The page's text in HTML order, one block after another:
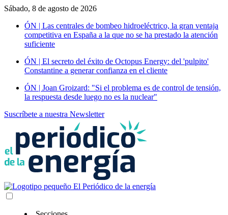
Sábado, 8 de agosto de 2026
ÓN | Las centrales de bombeo hidroeléctrico, la gran ventaja
competitiva en España a la que no se ha prestado la atención
suficiente
ÓN | El secreto del éxito de Octopus Energy: del 'pulpito'
Constantine a generar confianza en el cliente
ÓN | Joan Groizard: "Si el problema es de control de tensión,
la respuesta desde luego no es la nuclear"
Suscríbete a nuestra Newsletter